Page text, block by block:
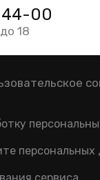
00
18
персональных